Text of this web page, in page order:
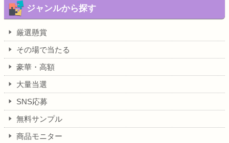
ジャンルから探す
厳選懸賞
その場で当たる
豪華・高額
大量当選
SNS応募
無料サンプル
商品モニター